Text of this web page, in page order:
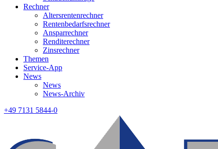
Rechner
Altersrentenrechner
Rentenbedarfsrechner
Ansparrechner
Renditerechner
Zinsrechner
Themen
Service-App
News
News
News-Archiv
+49 7131 5844-0